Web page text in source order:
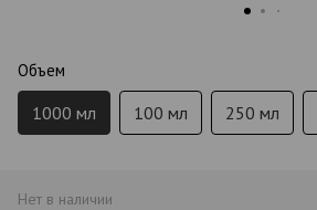
Объем
1000 мл 100 мл 250 мл
Нет в наличии